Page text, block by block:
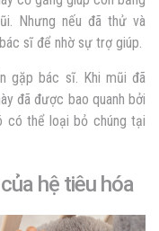
Nhưng nếu đã thử và
sĩ để nhờ sự trợ giúp.
gặp bác sĩ. Khi mũi đã
đã được bao quanh bởi
có thể loại bỏ chúng tại
hệ tiêu hóa